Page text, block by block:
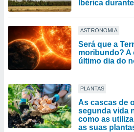
Ibérica
ASTRONOMIA
Será que a
moribundo? A
último dia do
PLANTAS
As cascas de
segunda vida
como as
as suas